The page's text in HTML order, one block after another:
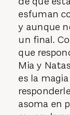
esfuman
y aunque
un final.
que
Mia y
es la
asoma en